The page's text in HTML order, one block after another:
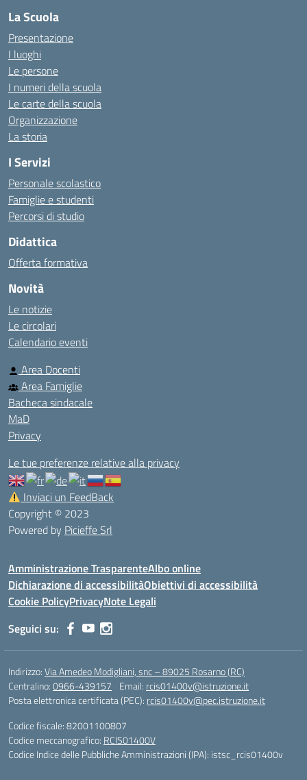
La Scuola
Presentazione
I luoghi
Le persone
I numeri della scuola
Le carte della scuola
Organizzazione
La storia
I Servizi
Personale scolastico
Famiglie e studenti
Percorsi di studio
Didattica
Offerta formativa
Novità
Le notizie
Le circolari
Calendario eventi
Area Docenti
Area Famiglie
Bacheca sindacale
MaD
Privacy
Le tue preferenze relative alla privacy
Inviaci un FeedBack
Copyright © 2023
Powered by Picieffe Srl
Amministrazione TrasparenteAlbo online
Dichiarazione di accessibilitàObiettivi di accessibilità
Cookie PolicyPrivacyNote Legali
Seguici su:
Indirizzo:Via Amedeo Modigliani, snc – 89025 Rosarno (RC)
Centralino:0966-439157 Email: rcis01400v@istruzione.it
Posta elettronica certificata (PEC): rcis01400v@pec.istruzione.it
Codice fiscale: 82001100807
Codice meccanografico: RCIS01400V
Codice Indice delle Pubbliche Amministrazioni (IPA): istsc_rcis01400v